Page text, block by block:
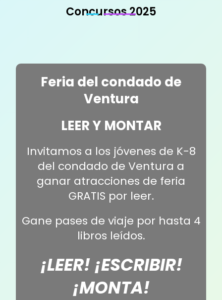
Concursos 2025
Feria del condado de
Ventura
LEER Y MONTAR
Invitamos a los jóvenes de K-8
del condado de Ventura a
ganar atracciones de feria
GRATIS por leer.
Gane pases de viaje por hasta 4
libros leídos.
¡LEER! ¡ESCRIBIR!
¡MONTA!